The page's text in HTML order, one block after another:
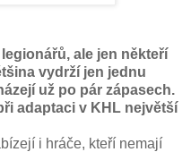
ale jen někteří
vydrží jen jednu
už po pár zápasech.
adaptaci v KHL největší
i hráče, kteří nemají